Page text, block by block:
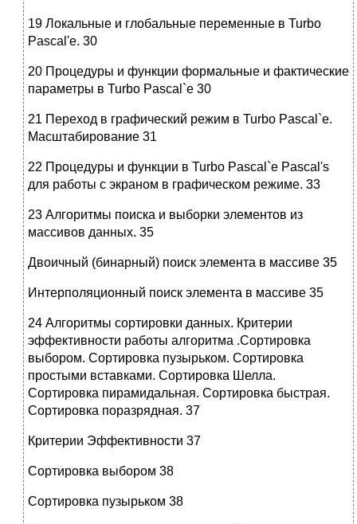
19 Локальные и глобальные переменные в Turbo
Pascal'e. 30
20 Процедуры и функции формальные и фактические
параметры в Turbo Pascal`е 30
21 Переход в графический режим в Turbo Pascal`е.
Масштабирование 31
22 Процедуры и функции в Turbo Pascal`е Pascal's
для работы с экраном в графическом режиме. 33
23 Алгоритмы поиска и выборки элементов из
массивов данных. 35
Двоичный (бинарный) поиск элемента в массиве 35
Интерполяционный поиск элемента в массиве 35
24 Алгоритмы сортировки данных. Критерии
эффективности работы алгоритма .Сортировка
выбором. Сортировка пузырьком. Сортировка
простыми вставками. Сортировка Шелла.
Сортировка пирамидальная. Сортировка быстрая.
Сортировка поразрядная. 37
Критерии Эффективности 37
Сортировка выбором 38
Сортировка пузырьком 38